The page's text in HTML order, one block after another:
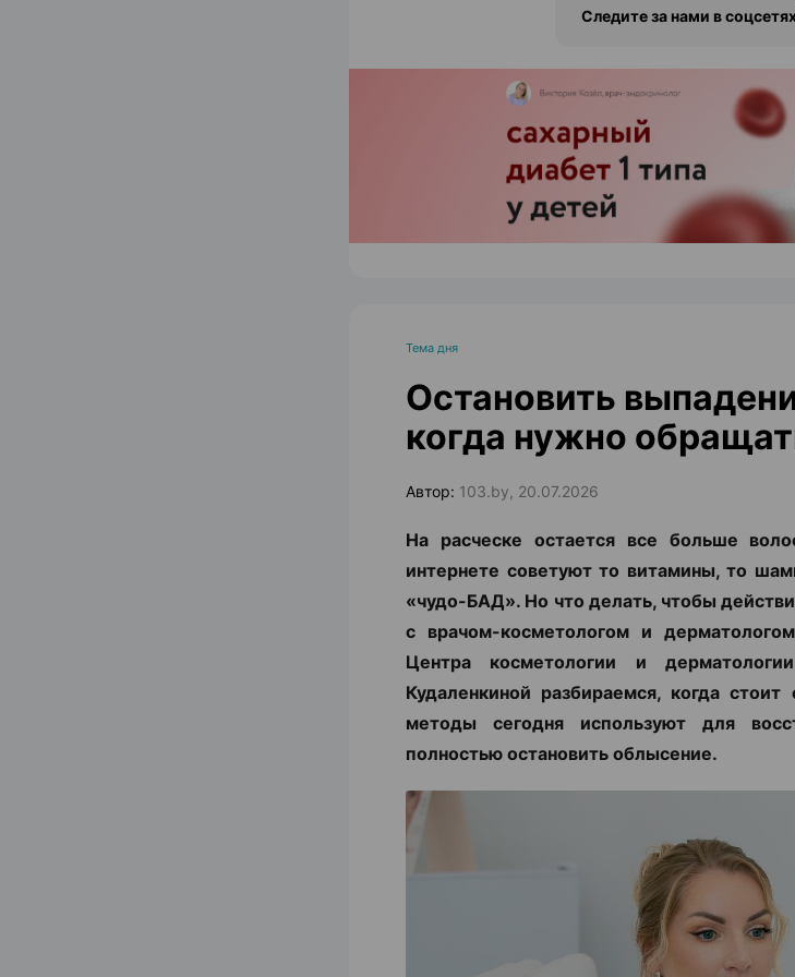
Следите за нами в
Тема дня
Остановить
когда нужно
Автор: 103.by, 20.07.2026
На расческе остается все больше
интернете советуют то витамины, то
«чудо-БАД». Но что делать, чтобы
с врачом-косметологом и
Центра косметологии и
Кудаленкиной разбираемся, когда
методы сегодня используют для
полностью остановить облысение.